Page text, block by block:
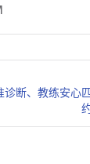
诊断、教练安心